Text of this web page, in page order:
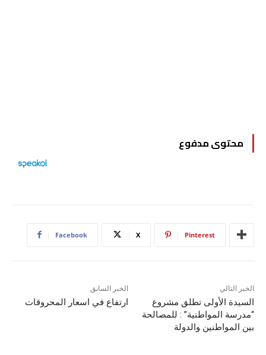
محتوى مدفوع
Facebook X Pinterest
الخبر السابق
ارتفاع في اسعار المحروقات
الخبر التالي
السيدة الأولى تطلق مشروع
“مدرسة المواطنية” : للمصالحة
بين المواطنين والدولة